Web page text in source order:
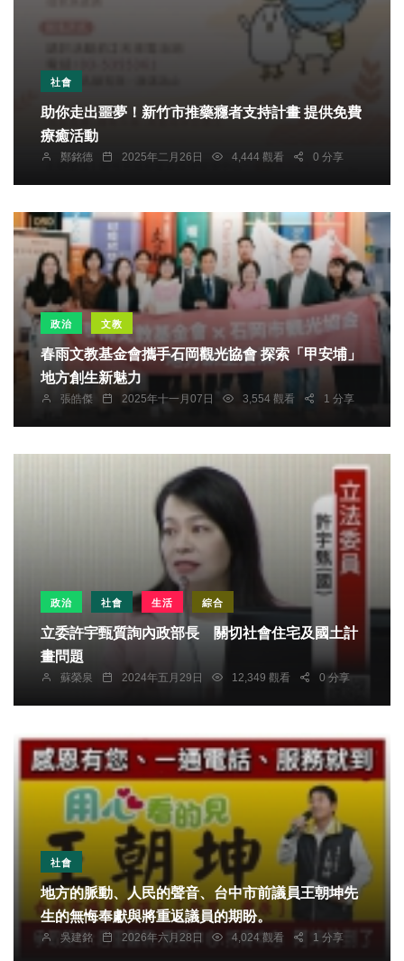
社會
助你走出噩夢！新竹市推藥癮者支持計畫 提供免費
療癒活動
鄭銘德 2025年二月26日 4,444 觀看 0 分享
政治 文教
春雨文教基金會攜手石岡觀光協會 探索「甲安埔」
地方創生新魅力
張皓傑 2025年十一月07日 3,554 觀看 1 分享
政治 社會 生活 綜合
立委許宇甄質詢內政部長 關切社會住宅及國土計
畫問題
蘇榮泉 2024年五月29日 12,349 觀看 0 分享
社會
地方的脈動、人民的聲音、台中市前議員王朝坤先
生的無悔奉獻與將重返議員的期盼。
吳建銘 2026年六月28日 4,024 觀看 1 分享